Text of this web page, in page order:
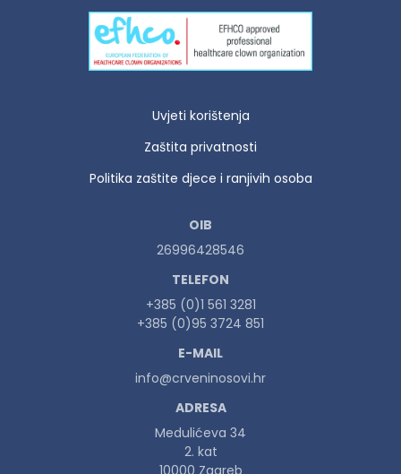
Uvjeti korištenja
Zaštita privatnosti
Politika zaštite djece i ranjivih osoba
OIB
26996428546
TELEFON
+385 (0)1 561 3281
+385 (0)95 3724 851
E-MAIL
info@crveninosovi.hr
ADRESA
Medulićeva 34
2. kat